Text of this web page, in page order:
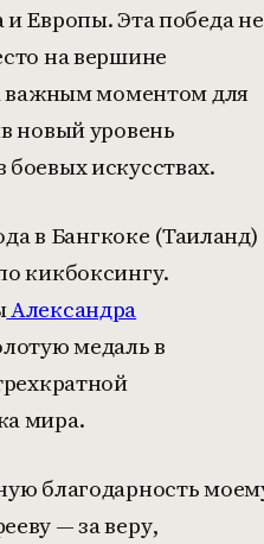
Европы. Эта победа не
на вершине
важным моментом для
новый уровень
искусствах.
в Бангкоке (Таиланд)
кикбоксингу.
Александра
медаль в
мира.
благодарность
— за веру,